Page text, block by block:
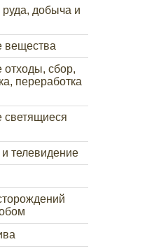
руда, добыча и
вещества
отходы, сбор,
переработка
светящиеся
телевидение